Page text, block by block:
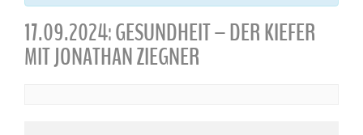
17.09.2024: GESUNDHEIT – DER KIEFER
MIT JONATHAN ZIEGNER